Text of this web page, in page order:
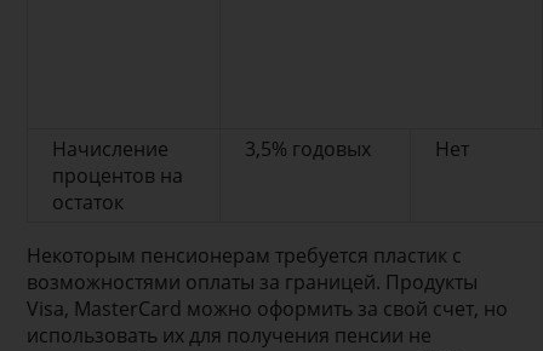
Начисление
процентов на
остаток
3,5% годовых Нет
Некоторым пенсионерам требуется пластик с
возможностями оплаты за границей. Продукты
Visa, MasterCard можно оформить за свой счет, но
использовать их для получения пенсии не